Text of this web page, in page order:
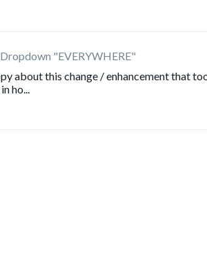
"EVERYWHERE"
about this change / enhancement that
ho...